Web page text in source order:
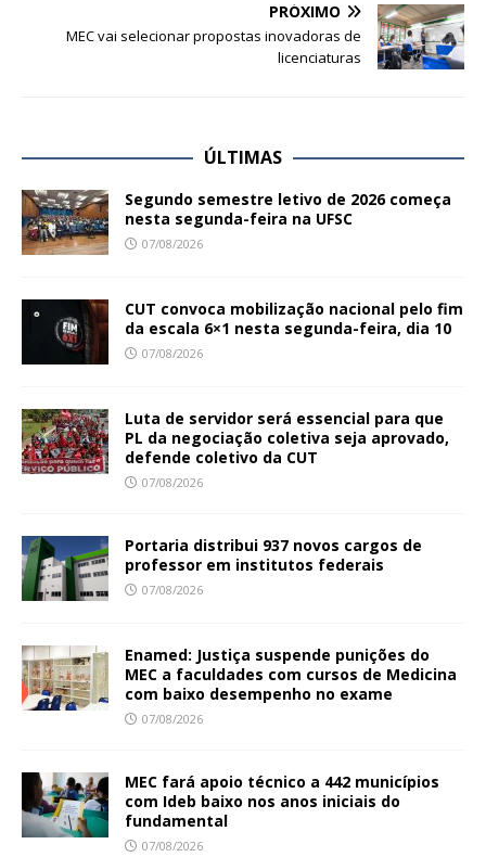
PRÓXIMO
MEC vai selecionar propostas inovadoras de
licenciaturas
ÚLTIMAS
Segundo semestre letivo de 2026 começa
nesta segunda-feira na UFSC
07/08/2026
CUT convoca mobilização nacional pelo fim
da escala 6×1 nesta segunda-feira, dia 10
07/08/2026
Luta de servidor será essencial para que
PL da negociação coletiva seja aprovado,
defende coletivo da CUT
07/08/2026
Portaria distribui 937 novos cargos de
professor em institutos federais
07/08/2026
Enamed: Justiça suspende punições do
MEC a faculdades com cursos de Medicina
com baixo desempenho no exame
07/08/2026
MEC fará apoio técnico a 442 municípios
com Ideb baixo nos anos iniciais do
fundamental
07/08/2026